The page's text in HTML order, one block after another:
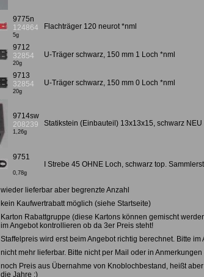
9775n
124864
5g
Flachträger 120 neurot *nml
9712
32854
20g
U-Träger schwarz, 150 mm 1 Loch *nml
9713
32854
20g
U-Träger schwarz, 150 mm 0 Loch *nml
9714sw
208239
1,26g
Statikstein (Einbauteil) 13x13x15, schwarz NEU
9751
0,78g
I Strebe 45 OHNE Loch, schwarz top.
wieder lieferbar aber begrenzte Anzahl
kein Kaufwertrabatt möglich (siehe Startseite)
Karton Rabattgruppe (diese Kartons können gemischt
im Angebot kontrollieren ob da 3er Preis steht!
Staffelpreis wird erst beim Angebot richtig berechnet. Bitte
nicht mehr lieferbar. Bitte nicht per Mail oder in
noch Preis aus Übernahme von Knoblochbestand, heißt
die Jahre ;)